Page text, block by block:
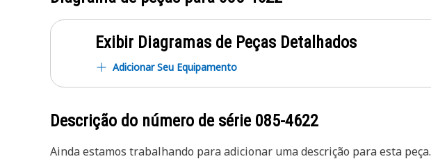
Exibir Diagramas de Peças Detalhados
Adicionar Seu Equipamento
Descrição do número de série 085-4622
Ainda estamos trabalhando para adicionar uma descrição para esta peça.